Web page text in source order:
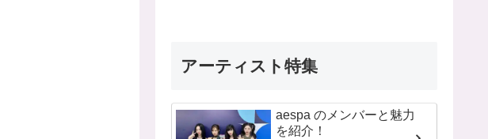
アーティスト特集
aespa のメンバーと魅力
を紹介！